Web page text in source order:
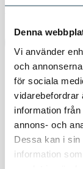
Denna
Vi använder
och
för sociala
vidarebefordrar
information
annons- och
Dessa kan i sin
information
Dieseltank,
Detaljerad beskrivning